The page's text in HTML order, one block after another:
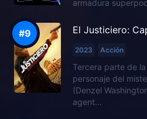
armadura
El Justiciero:
2023 Acción
Tercera parte de
personaje del
(Denzel
agent...